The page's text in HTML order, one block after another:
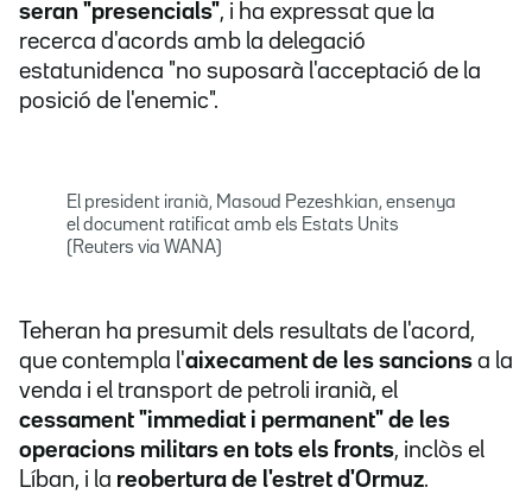
seran "presencials", i ha expressat que la
recerca d'acords amb la delegació
estatunidenca "no suposarà l'acceptació de la
posició de l'enemic".
El president iranià, Masoud Pezeshkian, ensenya
el document ratificat amb els Estats Units
(Reuters via WANA)
Teheran ha presumit dels resultats de l'acord,
que contempla l'aixecament de les sancions a la
venda i el transport de petroli iranià, el
cessament "immediat i permanent" de les
operacions militars en tots els fronts, inclòs el
Líban, i la reobertura de l'estret d'Ormuz.